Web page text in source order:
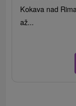
Kokava nad
až...